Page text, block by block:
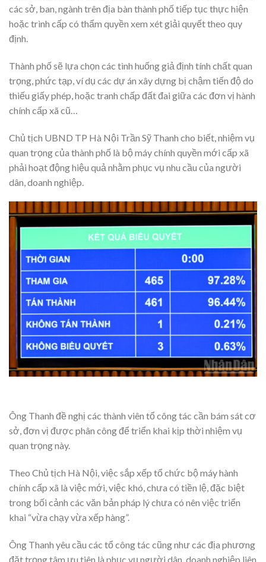
các sở, ban, ngành trên địa bàn thành phố tiếp tục thực hiện
hoặc trình cấp có thẩm quyền xem xét giải quyết theo quy
định.
Thành phố sẽ lựa chọn các tình huống giả định tính chất quan
trọng, phức tạp, ví dụ các dự án xây dựng bị chậm tiến độ do
thiếu giấy phép, hoặc tranh chấp đất đai giữa các đơn vị hành
chính cấp xã cũ…
Chủ tịch UBND TP Hà Nội Trần Sỹ Thanh cho biết, nhiệm vụ
quan trọng của thành phố là bộ máy chính quyền mới cấp xã
phải hoạt động hiệu quả nhằm phục vụ nhu cầu của người
dân, doanh nghiệp.
Ông Thanh đề nghị các thành viên tổ công tác cần bám sát cơ
sở, đơn vị được phân công để triển khai kịp thời nhiệm vụ
quan trọng này.
Theo Chủ tịch Hà Nội, việc sắp xếp tổ chức bộ máy hành
chính cấp xã là việc mới, việc khó, chưa có tiền lệ, đặc biệt
trong bối cảnh các văn bản pháp lý chưa có nên việc triển
khai “vừa chạy vừa xếp hàng”.
Ông Thanh yêu cầu các tổ công tác cũng như các địa phương
đặt trọng tâm ưu tiên là phục vụ người dân, doanh nghiệp liên